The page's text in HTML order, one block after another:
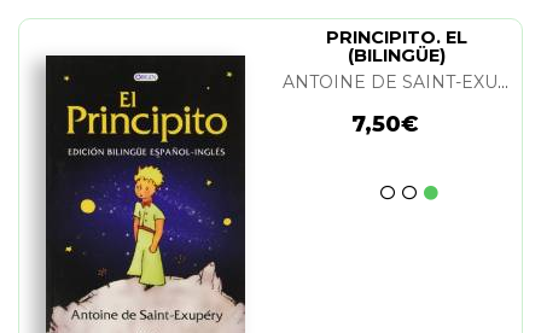
PRINCIPITO. EL
(BILINGÜE)
ANTOINE DE SAINT-EXUPERY
7,50€